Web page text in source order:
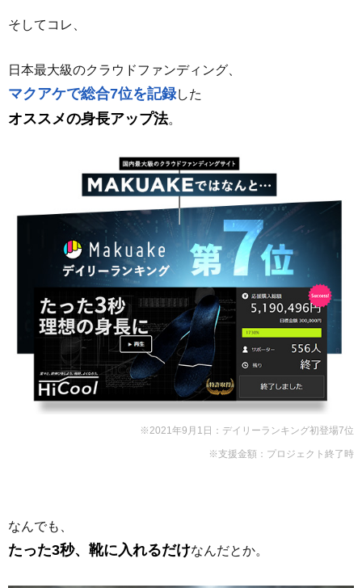
そしてコレ、
日本最大級のクラウドファンディング、
マクアケで総合7位を記録した
オススメの身長アップ法。
※2021年9月1日：デイリーランキング初登場7位
※支援金額：プロジェクト終了時
なんでも、
たった3秒、靴に入れるだけなんだとか。